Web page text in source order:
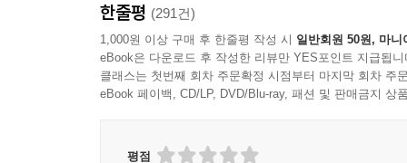
한줄평 (291건)
1,000원 이상 구매 후 한줄평 작성 시 일반회원 50원, 마니
eBook은 다운로드 후 작성한 리뷰만 YES포인트 지급됩니
클래스는 첫번째 회차 주문확정 시점부터 마지막 회차 주
eBook 페이백, CD/LP, DVD/Blu-ray, 패션 및 판매금지 상
평점